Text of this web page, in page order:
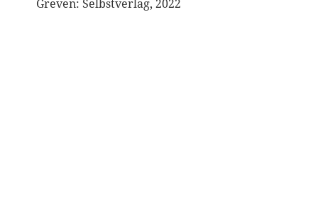
Greven: Selbstverlag, 2022